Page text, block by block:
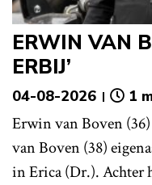
ERWIN VAN
ERBIJ’
04-08-2026 1
Erwin van Boven
van Boven (38)
in Erica (Dr.). Achter